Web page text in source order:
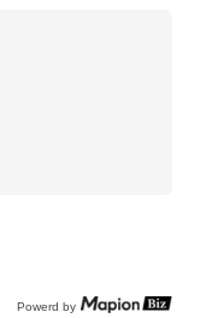
Powerd by